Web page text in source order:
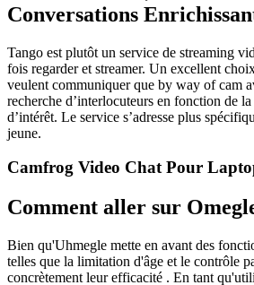
Conversations
Tango est plutôt un service de streaming
fois regarder et streamer. Un excellent
veulent communiquer que by way of cam
recherche d’interlocuteurs en fonction de la
d’intérêt. Le service s’adresse plus
jeune.
Camfrog Video Chat Pour
Comment aller sur
Bien qu'Uhmegle mette en avant des
telles que la limitation d'âge et le contrôle
concrètement leur efficacité . En tant